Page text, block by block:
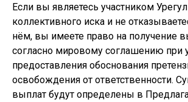
Если вы являетесь участником
коллективного иска и не
нём, вы имеете право на получение
согласно мировому соглашению при
предоставления обоснования
освобождения от ответственности.
выплат будут определены в